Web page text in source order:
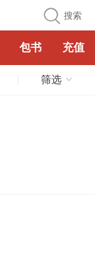
搜索
包书 充值
筛选